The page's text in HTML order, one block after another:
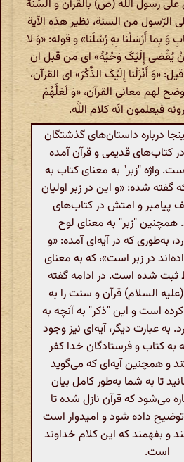
علی رسول اللَّه (ص) بالقرآن و السّنة
الرّسول من السنة، نظیر هذه الآیة
وَ بِما أَرْسَلْنا بِهِ رُسُلَنا» و قوله: «وَ لا
یُقْضی‌ إِلَیْکَ وَحْیُهُ» ای من قبل ان
«وَ أَنْزَلْنا إِلَیْکَ الذِّکْرَ» ای القرآن،
لهم معانی القرآن، «وَ لَعَلَّهُمْ
فیعلمون انّه کلام اللَّه.
درباره داستان‌های گذشتگان
کتاب‌های قدیمی و قرآن آمده
"زبر" به معنای کتاب به
گفته شده: «و این در زبر اولیان
پیامبر و امتش در کتاب‌های
همچنین "زبر" به معنای لوح
به‌طوری که در آیه‌ای آمده: «و
در زبر است»، که به معنای
ثبت شده است. در ادامه گفته
السلام) قرآن و سنت را به
است و این "ذکر" به آنچه به
به عبارت دیگر، آیه‌ای نیز وجود
به کتاب و فرستادگان خدا کفر
و همچنین آیه‌ای که می‌گوید
تا به شما به‌طور کامل بیان
می‌شود که قرآن نازل شده تا
داده شود و امیدوار است
و بفهمند که این کلام خداوند
است.